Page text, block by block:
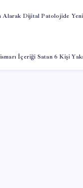
Alarak Dijital Patolojide
İçeriği Satan 6 Kişi